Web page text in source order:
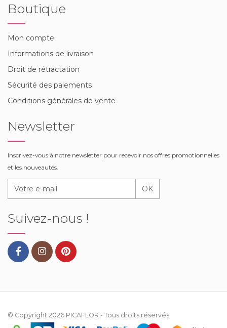
Boutique
Mon compte
Informations de livraison
Droit de rétractation
Sécurité des paiements
Conditions générales de vente
Newsletter
Inscrivez-vous à notre newsletter pour recevoir nos offres promotionnelles
et les nouveautés.
OK
Suivez-nous !
© Copyright 2026 PICAFLOR - Tous droits réservés.